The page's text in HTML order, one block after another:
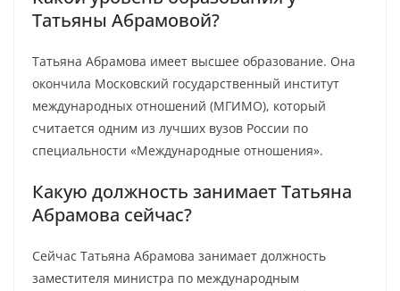
Татьяны Абрамовой?
Татьяна Абрамова имеет высшее образование. Она
окончила Московский государственный институт
международных отношений (МГИМО), который
считается одним из лучших вузов России по
специальности «Международные отношения».
Какую должность занимает Татьяна
Абрамова сейчас?
Сейчас Татьяна Абрамова занимает должность
заместителя министра по международным